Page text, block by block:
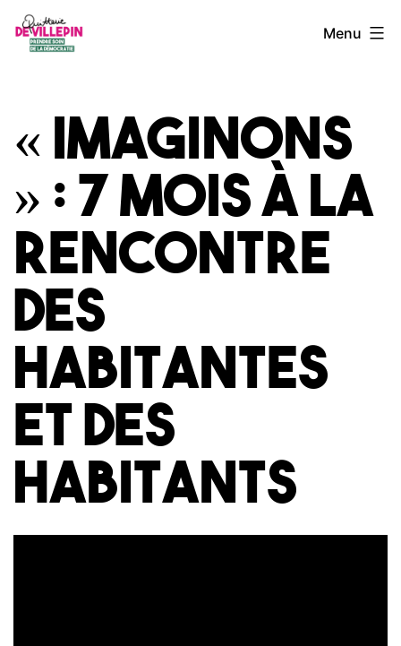
Aller
Quitterie
Menu
« Imaginons
» : 7 mois à la
rencontre
des
habitantes
et des
habitants